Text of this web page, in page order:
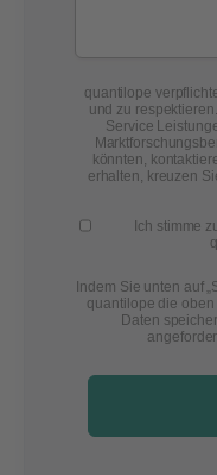
quantilope
und zu
Service
könnten,
erhalten, kreuzen
Ich stimme
Indem Sie unten auf
quantilope die
Daten